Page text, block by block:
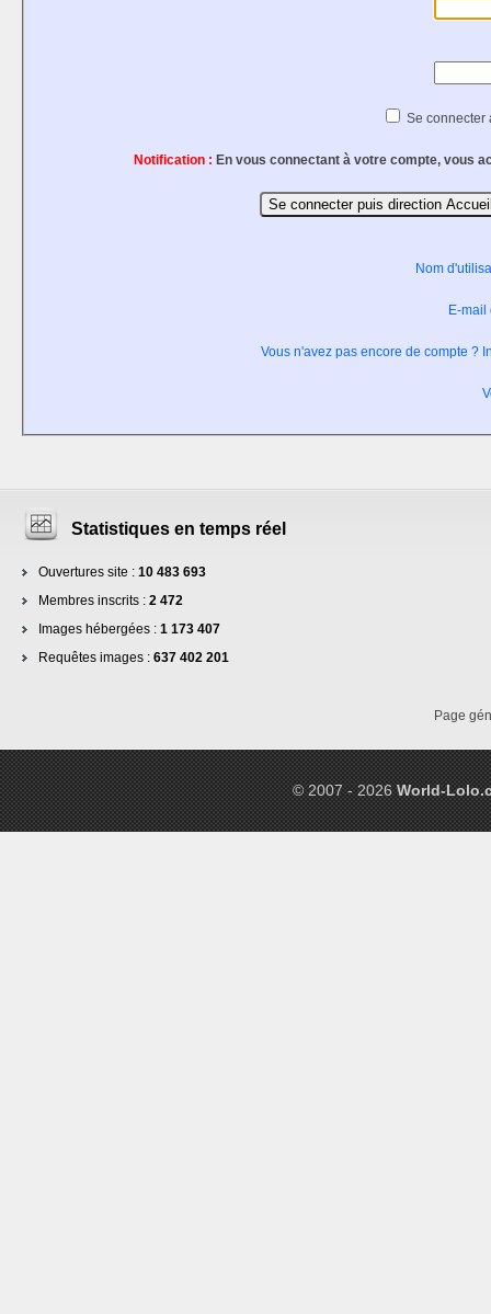
Se connecter
Notification : En vous connectant à votre compte, vous
Nom
E-mail
Vous n'avez pas encore de compte ?
Statistiques en temps réel
Ouvertures site : 10 483 693
Membres inscrits : 2 472
Images hébergées : 1 173 407
Requêtes images : 637 402 201
Page
© 2007 - 2026World-